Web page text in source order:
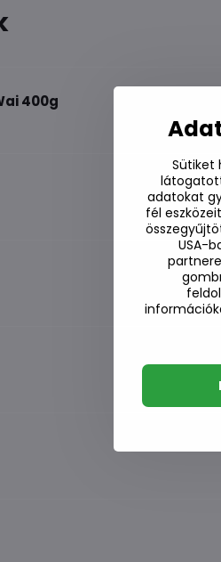
400g
Sütiket
adatokat
fél
USA-